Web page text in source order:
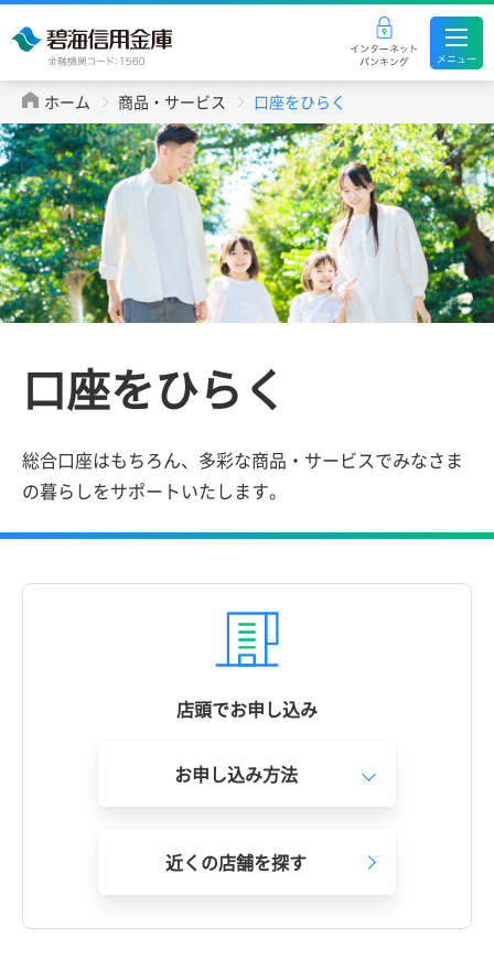
ホーム 商品・サービス 口座をひらく
口座をひらく
総合口座はもちろん、多彩な商品・サービスでみなさま
の暮らしをサポートいたします。
店頭でお申し込み
お申し込み方法
近くの店舗を探す